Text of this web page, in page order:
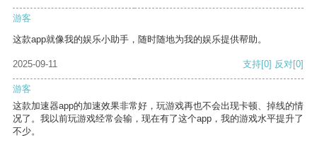
游客
这款app就像我的娱乐小助手，随时随地为我的娱乐提供帮助。
2025-09-11 支持[0] 反对[0]
游客
这款加速器app的加速效果非常好，玩游戏再也不会出现卡顿、掉线的情
况了。我以前玩游戏经常会输，现在有了这个app，我的游戏水平提升了
不少。